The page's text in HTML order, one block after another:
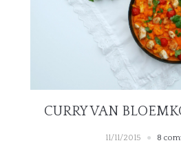
CURRY VAN
11/11/2015 8